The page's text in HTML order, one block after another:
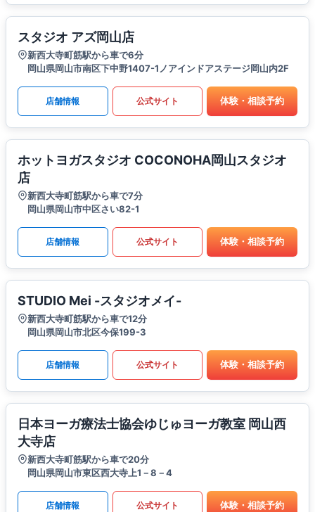
スタジオ アズ岡山店
新西大寺町筋駅から車で6分
岡山県岡山市南区下中野1407-1ノアインドアステージ岡山内2F
店舗情報 公式サイト 体験・相談予約
ホットヨガスタジオ COCONOHA岡山スタジオ
店
新西大寺町筋駅から車で7分
岡山県岡山市中区さい82-1
店舗情報 公式サイト 体験・相談予約
STUDIO Mei -スタジオメイ-
新西大寺町筋駅から車で12分
岡山県岡山市北区今保199-3
店舗情報 公式サイト 体験・相談予約
日本ヨーガ療法士協会ゆじゅヨーガ教室 岡山西
大寺店
新西大寺町筋駅から車で20分
岡山県岡山市東区西大寺上1－8－4
店舗情報 公式サイト 体験・相談予約